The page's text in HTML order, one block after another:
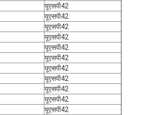
यूएसपी42
यूएसपी42
यूएसपी42
यूएसपी42
यूएसपी42
यूएसपी42
यूएसपी42
यूएसपी42
यूएसपी42
यूएसपी42
यूएसपी42